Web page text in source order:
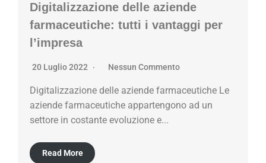
Digitalizzazione delle aziende
farmaceutiche: tutti i vantaggi per
l’impresa
20 Luglio 2022 Nessun Commento
Digitalizzazione delle aziende farmaceutiche Le
aziende farmaceutiche appartengono ad un
settore in costante evoluzione e...
Read More